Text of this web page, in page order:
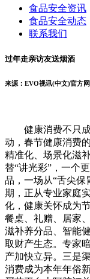
食品安全资讯
食品安全动态
联系我们
过年走亲访友送烟酒
来源：EVO视讯(中文)官方
健康消费不只成
动，春节健康消费
精准化、场景化滋
替“讲光彩”，一个
品，一场从“舌尖保
期，正从专业家庭
化，健康关怀成为
餐桌、礼赠、居家
滋补养分品、智能
取财产生态。专家
产加快立异。三是
消费成为本年年俗